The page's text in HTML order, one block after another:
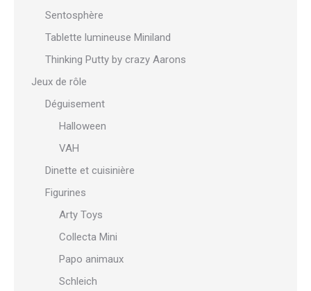
Sentosphère
Tablette lumineuse Miniland
Thinking Putty by crazy Aarons
Jeux de rôle
Déguisement
Halloween
VAH
Dinette et cuisinière
Figurines
Arty Toys
Collecta Mini
Papo animaux
Schleich